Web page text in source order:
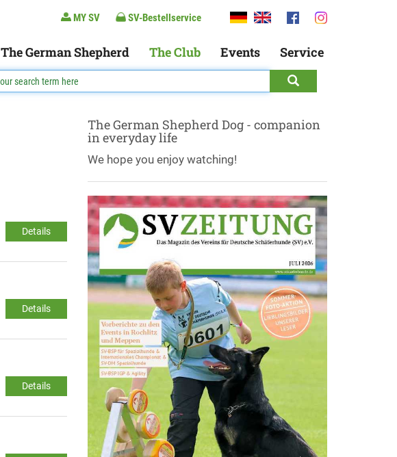
MY SV SV-Bestellservice
The German Shepherd The Club Events Service
Details
Details
Details
The German Shepherd Dog - companion
in everyday life
We hope you enjoy watching!